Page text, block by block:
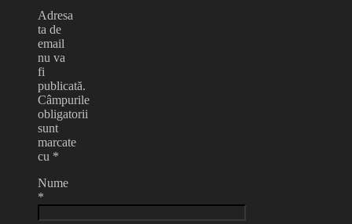
Adresa
ta de
email
nu va
fi
publicată.
Câmpurile
obligatorii
sunt
marcate
cu *
Nume
*